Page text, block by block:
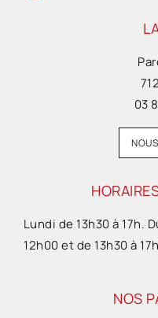
03
Lundi de 13h30 à 17h.
12h00 et de 13h30 à
NOS